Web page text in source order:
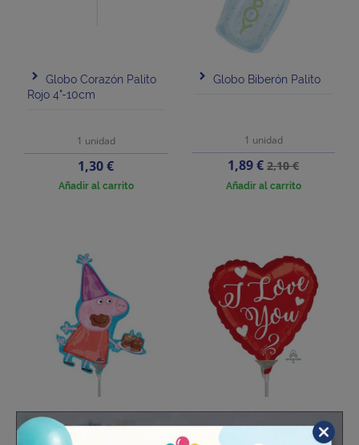
Globo Corazón Palito
Rojo 4"-10cm
1 unidad
Precio
1,30 €
Añadir al carrito
Globo Biberón Palito
1 unidad
Precio
1,89 €Precio
base
2,10 €
Añadir al carrito
Globo Peppa Pig Para
Palito Foil
Globo Corazón Love
Satín Palito 9"-23cm